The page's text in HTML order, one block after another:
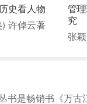
史看人物
) 许倬云著
管
究
书是畅销书《万古